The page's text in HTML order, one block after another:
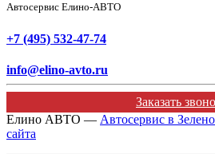
Автосервис Елино-АВТО
+7 (495) 532-47-74
info@elino-avto.ru
Заказать
Елино АВТО — Автосервис в
сайта